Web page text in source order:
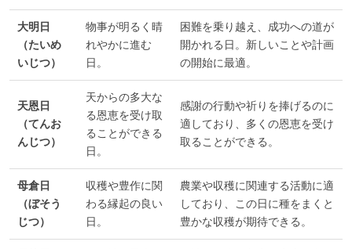
大明日
（たいめ
いじつ）
物事が明るく晴
れやかに進む
日。
困難を乗り越え、成功への道が
開かれる日。新しいことや計画
の開始に最適。
天恩日
（てんお
んじつ）
天からの多大な
る恩恵を受け取
ることができる
日。
感謝の行動や祈りを捧げるのに
適しており、多くの恩恵を受け
取ることができる。
母倉日
（ぼそう
じつ）
収穫や豊作に関
わる縁起の良い
日。
農業や収穫に関連する活動に適
しており、この日に種をまくと
豊かな収穫が期待できる。